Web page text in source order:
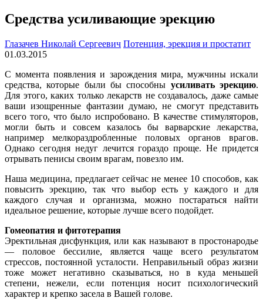
Средства усиливающие эрекцию
Глазачев Николай Сергеевич Потенция, эрекция и простатит
01.03.2015
С момента появления и зарождения мира, мужчины искали
средства, которые были бы способны усиливать эрекцию.
Для этого, каких только лекарств не создавалось, даже самые
ваши изощренные фантазии думаю, не смогут представить
всего того, что было испробовано. В качестве стимуляторов,
могли быть и совсем казалось бы варварские лекарства,
например мелкораздробленные половых органов врагов.
Однако сегодня недуг лечится гораздо проще. Не придется
отрывать пенисы своим врагам, повезло им.
Наша медицина, предлагает сейчас не менее 10 способов, как
повысить эрекцию, так что выбор есть у каждого и для
каждого случая и организма, можно постараться найти
идеальное решение, которые лучше всего подойдет.
Гомеопатия и фитотерапия
Эректильная дисфункция, или как называют в простонародье
— половое бессилие, является чаще всего результатом
стрессов, постоянной усталости. Неправильный образ жизни
тоже может негативно сказываться, но в куда меньшей
степени, нежели, если потенция носит психологический
характер и крепко засела в Вашей голове.